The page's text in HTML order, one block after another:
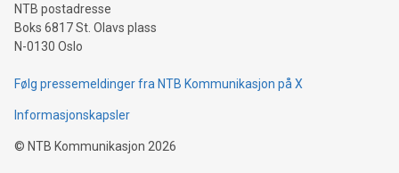
NTB postadresse
Boks 6817 St. Olavs plass
N-0130 Oslo
Følg pressemeldinger fra NTB Kommunikasjon på X
Informasjonskapsler
© NTB Kommunikasjon 2026